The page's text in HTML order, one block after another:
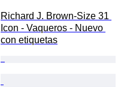
Richard J. Brown-Size 31
Icon - Vaqueros - Nuevo
con etiquetas